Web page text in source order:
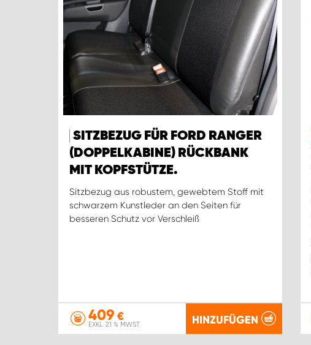
SITZBEZUG FÜR FORD RANGER
(DOPPELKABINE) RÜCKBANK
MIT KOPFSTÜTZE.
Sitzbezug aus robustem, gewebtem Stoff mit
schwarzem Kunstleder an den Seiten für
besseren Schutz vor Verschleiß
409 €
EXKL. 21 % MWST. HINZUFÜGEN